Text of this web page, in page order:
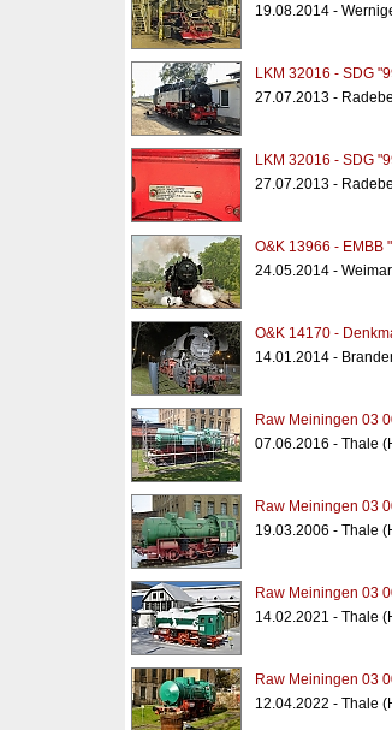
19.08.2014 -
LKM 32016 - SDG
27.07.2013 -
LKM 32016 - SDG
27.07.2013 -
O&K 13966 - EMBB
24.05.2014 - Weimar
O&K 14170 -
14.01.2014 -
Raw Meiningen 03
07.06.2016 - Thale
Raw Meiningen 03
19.03.2006 - Thale
Raw Meiningen 03
14.02.2021 - Thale
Raw Meiningen 03
12.04.2022 - Thale